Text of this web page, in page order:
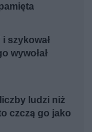
i szykował
wywołał
ludzi niż
czczą go jako